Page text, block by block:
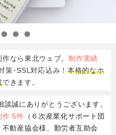
作なら東北ウェブ。制作実績
策･SSL対応込み！ 本格的なホ
できます。
談誠にありがとうございます。
作 5件 （６次産業化サポート団
動産協会様、勤労者互助会